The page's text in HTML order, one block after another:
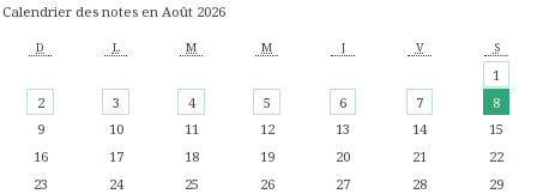
Calendrier des notes en Août 2026
D L M M J V S
1
2
3 4 5 6 7
8
9
10 11 12 13 14
15
16
17 18 19 20 21
22
23
24 25 26 27 28
29